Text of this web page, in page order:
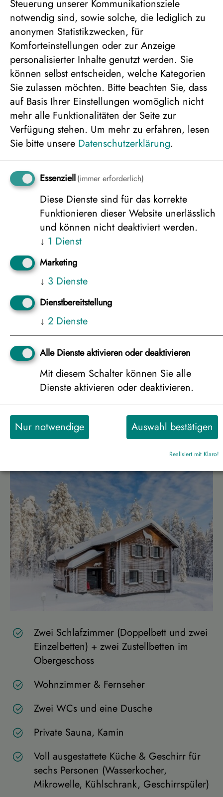
*Der Ranua Wildlife Park ist die Heimat von
etwa 50 nördlichen und arktischen Tierarten
und etwas mehr als 150 Tierexemplaren. Dort
können Sie den einzigen Eisbären Finnlands
sowie Wölfe, Luchse, Vielfraße, Braunbären,
Polarfüchse, Eulen, Elche, Rentiere, Otter und
zahlreiche weitere Tiere aus nächster Nähe
erleben. Die Tiere leben in großzügigen
Gehegen mitten im Wald, die ihrem
natürlichen Lebensraum ähneln.
Dokumente
Aktivitäten Ranua Resort
Aktivitäten Ranua Resort speziell für Familien
Nordlicht Aktivitäten Ranua Resort
Schneemobil Safaris Ranua Resort
Termine &
Buchungsanfrage
Bitte wählen Sie eine Saison aus:
Superior Holiday Villa
Zwei Schlafzimmer (Doppelbett und zwei
Einzelbetten) + zwei Zustellbetten im
Obergeschoss
Wohnzimmer & Fernseher
Zwei WCs und eine Dusche
Private Sauna, Kamin
Voll ausgestattete Küche & Geschirr für
sechs Personen (Wasserkocher,
Mikrowelle, Kühlschrank, Geschirrspüler)
Steuerung unserer Kommunikationsziele
notwendig sind, sowie solche, die lediglich zu
anonymen Statistikzwecken, für
Komforteinstellungen oder zur Anzeige
personalisierter Inhalte genutzt werden. Sie
können selbst entscheiden, welche Kategorien
Sie zulassen möchten. Bitte beachten Sie, dass
auf Basis Ihrer Einstellungen womöglich nicht
mehr alle Funktionalitäten der Seite zur
Verfügung stehen. Um mehr zu erfahren, lesen
Sie bitte unsere Datenschutzerklärung.
Essenziell(immer erforderlich)
Diese Dienste sind für das korrekte
Funktionieren dieser Website unerlässlich
und können nicht deaktiviert werden.
↓ 1 Dienst
Marketing
↓ 3 Dienste
Dienstbereitstellung
↓ 2 Dienste
Alle Dienste aktivieren oder deaktivieren
Mit diesem Schalter können Sie alle
Dienste aktivieren oder deaktivieren.
Nur notwendige Auswahl bestätigen
Realisiert mit Klaro!